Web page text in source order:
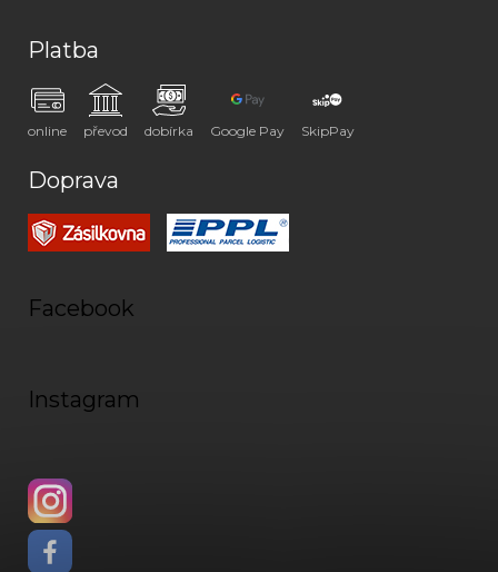
Platba
online převod dobírka Google Pay SkipPay
Doprava
Facebook
Instagram